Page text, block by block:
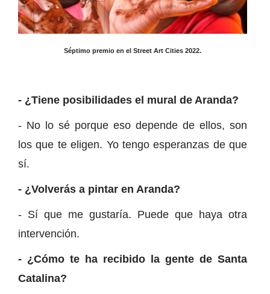
Séptimo premio en el Street Art Cities 2022.
- ¿Tiene posibilidades el mural de Aranda?
- No lo sé porque eso depende de ellos, son
los que te eligen. Yo tengo esperanzas de que
sí.
- ¿Volverás a pintar en Aranda?
- Sí que me gustaría. Puede que haya otra
intervención.
- ¿Cómo te ha recibido la gente de Santa
Catalina?